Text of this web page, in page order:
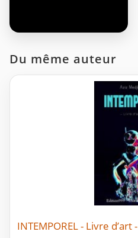
Du même auteur
INTEMPOREL - Livre d’art -